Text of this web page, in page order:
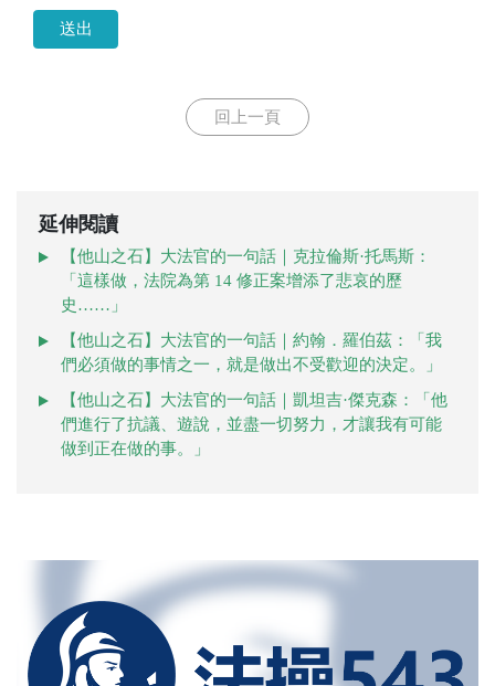
送出
回上一頁
延伸閱讀
【他山之石】大法官的一句話｜克拉倫斯·托馬斯：
「這樣做，法院為第 14 修正案增添了悲哀的歷
史……」
【他山之石】大法官的一句話｜約翰．羅伯茲：「我
們必須做的事情之一，就是做出不受歡迎的決定。」
【他山之石】大法官的一句話｜凱坦吉·傑克森：「他
們進行了抗議、遊說，並盡一切努力，才讓我有可能
做到正在做的事。」